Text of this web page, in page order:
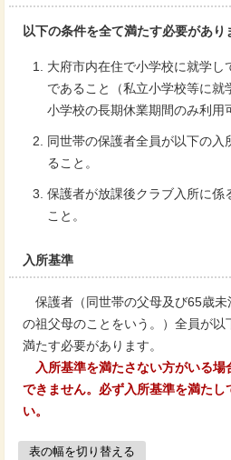
以下の条件を全て満たす必要があり
大府市内在住で小学校に就学し
であること（私立小学校等に就
小学校の長期休業期間のみ利用
同世帯の保護者全員が以下の入
ること。
保護者が放課後クラブ入所に係
こと。
入所基準
保護者（同世帯の父母及び65歳未
の祖父母のことをいう。）全員が以
満たす必要があります。
入所基準を満たさない方がいる場
できません。必ず入所基準を満たし
い。
表の幅を切り替える